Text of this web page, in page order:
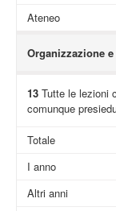
Ateneo
Organizzazione
13Tutte le lezioni
comunque
Totale
I anno
Altri anni